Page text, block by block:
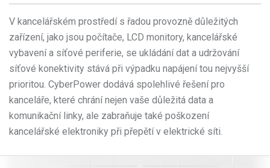
V kancelářském prostředí s řadou provozně důležitých
zařízení, jako jsou počítače, LCD monitory, kancelářské
vybavení a síťové periferie, se ukládání dat a udržování
síťové konektivity stává při výpadku napájení tou nejvyšší
prioritou. CyberPower dodává spolehlivé řešení pro
kanceláře, které chrání nejen vaše důležitá data a
komunikační linky, ale zabraňuje také poškození
kancelářské elektroniky při přepětí v elektrické síti.